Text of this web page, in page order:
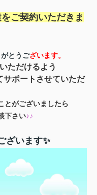
ご契約いただきま
とうございます。
ただけるよう
サポートさせていただ
とがございましたら
下さい♪♪
ざいます✨